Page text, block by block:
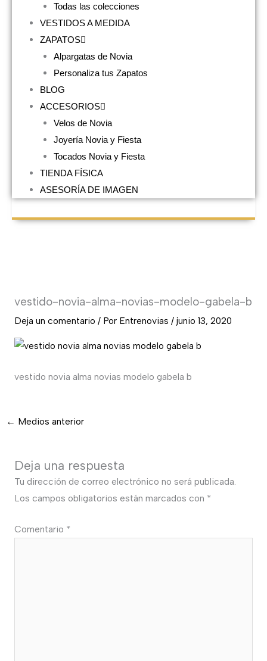
Todas las colecciones
VESTIDOS A MEDIDA
ZAPATOS
Alpargatas de Novia
Personaliza tus Zapatos
BLOG
ACCESORIOS
Velos de Novia
Joyería Novia y Fiesta
Tocados Novia y Fiesta
TIENDA FÍSICA
ASESORÍA DE IMAGEN
vestido-novia-alma-novias-modelo-gabela-b
Deja un comentario / Por Entrenovias / junio 13, 2020
vestido novia alma novias modelo gabela b
← Medios anterior
Deja una respuesta
Tu dirección de correo electrónico no será publicada.
Los campos obligatorios están marcados con *
Comentario *